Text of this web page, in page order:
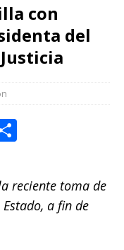
con
del
m
p
ar
reciente toma de
a fin de